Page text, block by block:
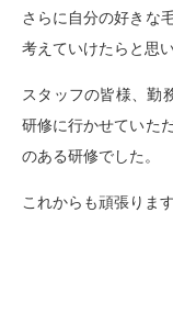
さらに自分の好きな
考えていけたらと思い
スタッフの皆様、勤
研修に行かせていた
のある研修でした。
これからも頑張りま